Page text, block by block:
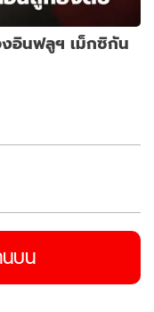
อินฟลูฯ เม็กซิกัน
นบน